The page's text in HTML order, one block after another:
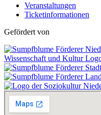
Veranstaltungen
Ticketinformationen
Gefördert von